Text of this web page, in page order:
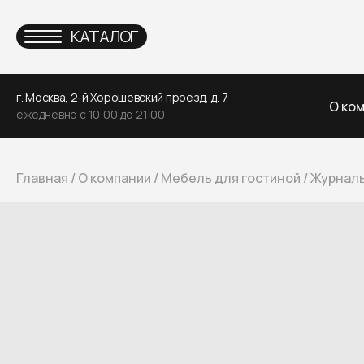
КАТАЛОГ
г. Москва, 2-й Хорошевский проезд, д. 7
ежедневно с 10:00 до 21:00
О
Главная /О компании /Мебель для гостиной /